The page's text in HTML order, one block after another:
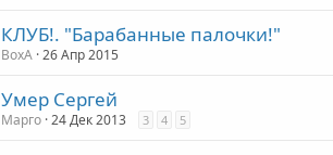
КЛУБ!. "Барабанные палочки!"
ВохА 26 Апр 2015
Умер Сергей
Марго 24 Дек 2013 3 4 5